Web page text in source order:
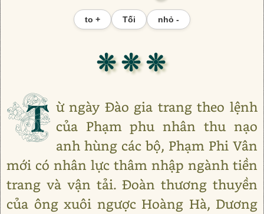
to + Tối nhỏ -
❊ ❊ ❊
T ừ ngày Đào gia trang theo lệnh
của Phạm phu nhân thu nạo
anh hùng các bộ, Phạm Phi Vân
mới có nhân lực thâm nhập ngành tiền
trang và vận tải. Đoàn thương thuyền
của ông xuôi ngược Hoàng Hà, Dương